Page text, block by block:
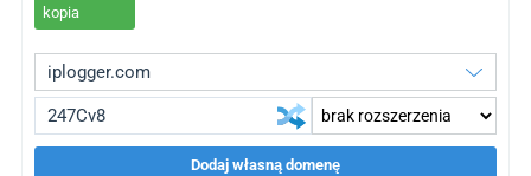
kopia
Dodaj własną domenę